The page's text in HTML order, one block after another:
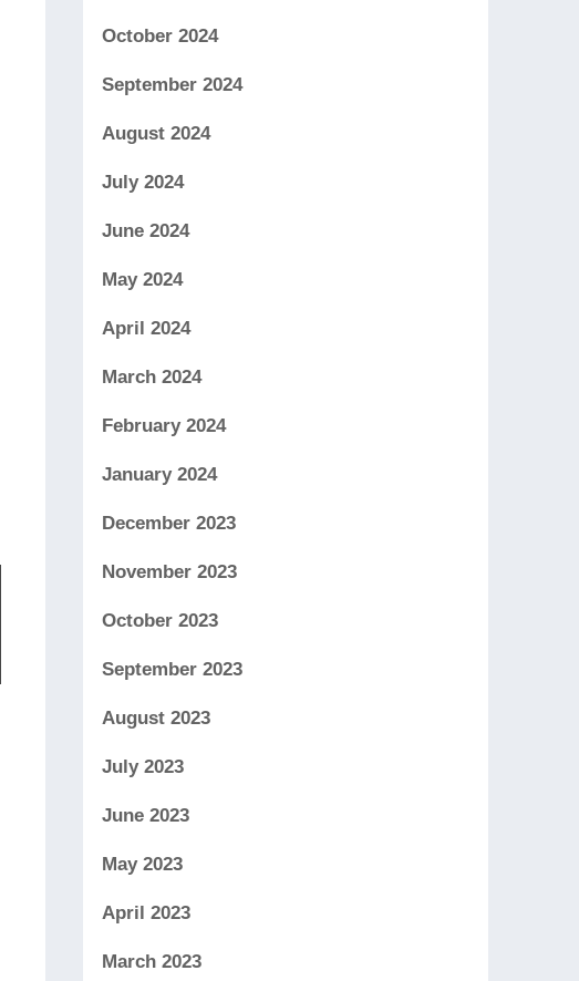
October 2024
September 2024
August 2024
July 2024
June 2024
May 2024
April 2024
March 2024
February 2024
January 2024
December 2023
November 2023
October 2023
September 2023
August 2023
July 2023
June 2023
May 2023
April 2023
March 2023